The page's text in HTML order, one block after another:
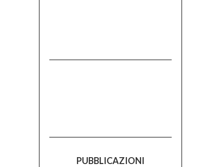
PUBBLICAZIONI